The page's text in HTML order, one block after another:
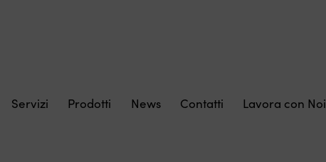
Servizi Prodotti News Contatti Lavora con Noi